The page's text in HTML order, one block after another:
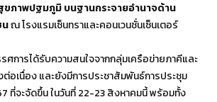
ขภาพปฐมภูมิ บนฐานกระจายอำนาจด้าน
นณ โรงแรมเซ็นทราและคอนเวนชั่นเซ็นเตอร์
การได้รับความสนใจจากกลุ่มเครือข่ายภาคีและ
ต่อเนื่อง และยังมีการประชาสัมพันธ์การประชุม
ที่จะจัดขึ้น ในวันที่ 22-23 สิงหาคมนี้ พร้อมทั้ง